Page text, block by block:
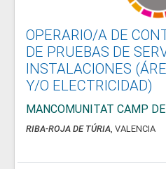
OPERARIO/A DE
DE PRUEBAS DE
INSTALACIONES
Y/O ELECTRICIDAD)
MANCOMUNITAT CAMP
RIBA-ROJA DE TÚRIA , VALENCIA